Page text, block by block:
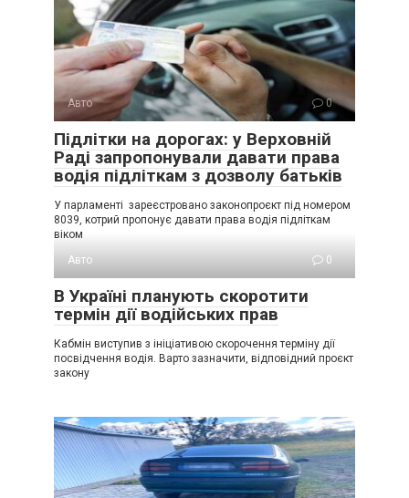
Авто 0
Підлітки на дорогах: у Верховній
Раді запропонували давати права
водія підліткам з дозволу батьків
У парламенті зареєстровано законопроєкт під номером
8039, котрий пропонує давати права водія підліткам
віком
Авто
0
В Україні планують скоротити
термін дії водійських прав
Кабмін виступив з ініціативою скорочення терміну дії
посвідчення водія. Варто зазначити, відповідний проєкт
закону